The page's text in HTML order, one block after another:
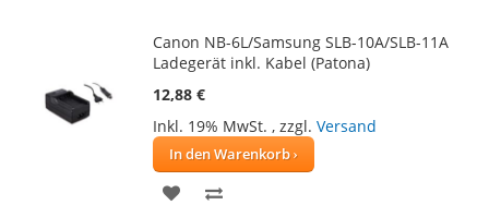
Canon NB-6L/Samsung SLB-10A/SLB-11A
Ladegerät inkl. Kabel (Patona)
12,88 €
Inkl. 19% MwSt. , zzgl. Versand
In den Warenkorb
ZUR